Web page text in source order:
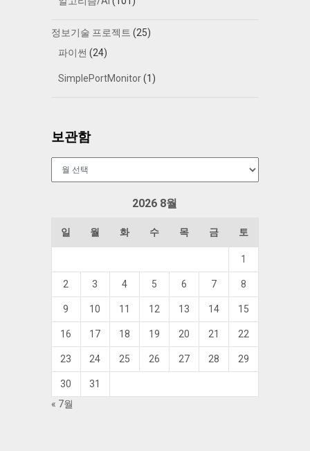
정보기술 프로젝트 (25)
파이썬 (24)
SimplePortMonitor(1)
보관함
2026 8월
일 월 화 수 목 금 토
1
2 3 4 5 6 7 8
9 10 11 12 13 14 15
16 17 18 19 20 21 22
23 24 25 26 27 28 29
30
31
« 7월